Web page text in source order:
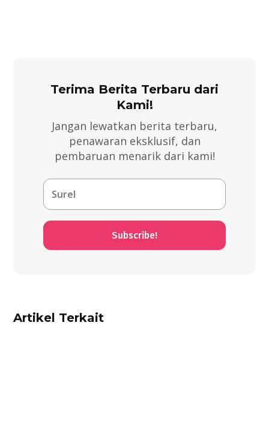
Terima Berita Terbaru dari
Kami!
Jangan lewatkan berita terbaru,
penawaran eksklusif, dan
pembaruan menarik dari kami!
Subscribe!
Artikel Terkait